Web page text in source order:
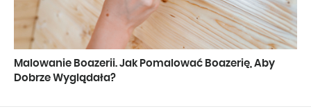
Malowanie Boazerii. Jak Pomalować Boazerię, Aby
Dobrze Wyglądała?